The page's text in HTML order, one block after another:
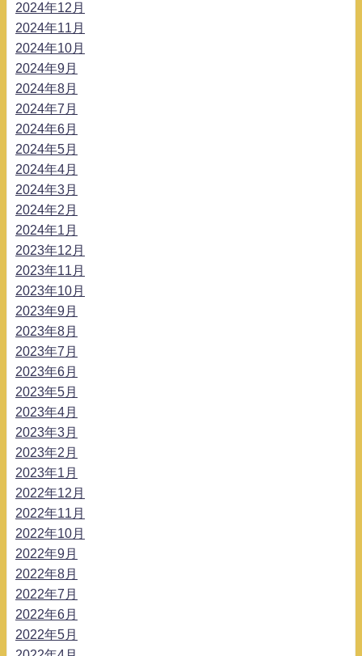
2024年12月
2024年11月
2024年10月
2024年9月
2024年8月
2024年7月
2024年6月
2024年5月
2024年4月
2024年3月
2024年2月
2024年1月
2023年12月
2023年11月
2023年10月
2023年9月
2023年8月
2023年7月
2023年6月
2023年5月
2023年4月
2023年3月
2023年2月
2023年1月
2022年12月
2022年11月
2022年10月
2022年9月
2022年8月
2022年7月
2022年6月
2022年5月